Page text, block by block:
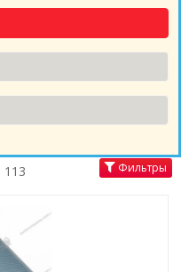
113 Фильтры